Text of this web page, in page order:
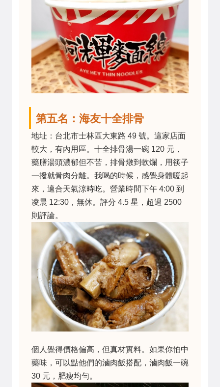
第五名：海友十全排骨
地址：台北市士林區大東路 49 號。這家店面
較大，有內用區。十全排骨湯一碗 120 元，
藥膳湯頭濃郁但不苦，排骨燉到軟爛，用筷子
一撥就骨肉分離。我喝的時候，感覺身體暖起
來，適合天氣涼時吃。營業時間下午 4:00 到
凌晨 12:30，無休。評分 4.5 星，超過 2500
則評論。
個人覺得價格偏高，但真材實料。如果你怕中
藥味，可以點他們的滷肉飯搭配，滷肉飯一碗
30 元，肥瘦均勻。